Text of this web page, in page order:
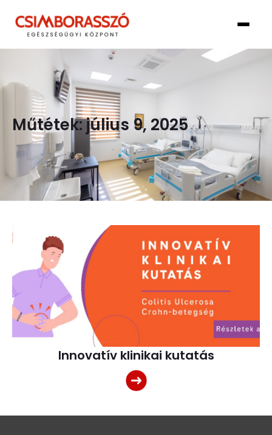
Műtétek: július 9, 2025
Innovatív klinikai kutatás